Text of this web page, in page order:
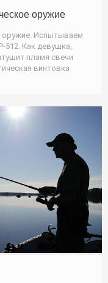
оружие
оружие. Испытываем
Как девушка,
пламя свечи
винтовка